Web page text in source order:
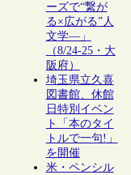
ーズで“繋が
る×広がる”人
文学―」
（8/24-25・大
阪府）
埼玉県立久喜
図書館、休館
日特別イベン
ト「本のタイ
トルで一句!」
を開催
米・ペンシル